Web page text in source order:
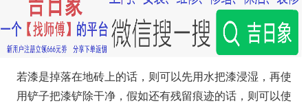
若漆是掉落在地砖上的话，则可以先用水把漆浸湿，再使
用铲子把漆铲除干净，假如还有残留痕迹的话，则可以使